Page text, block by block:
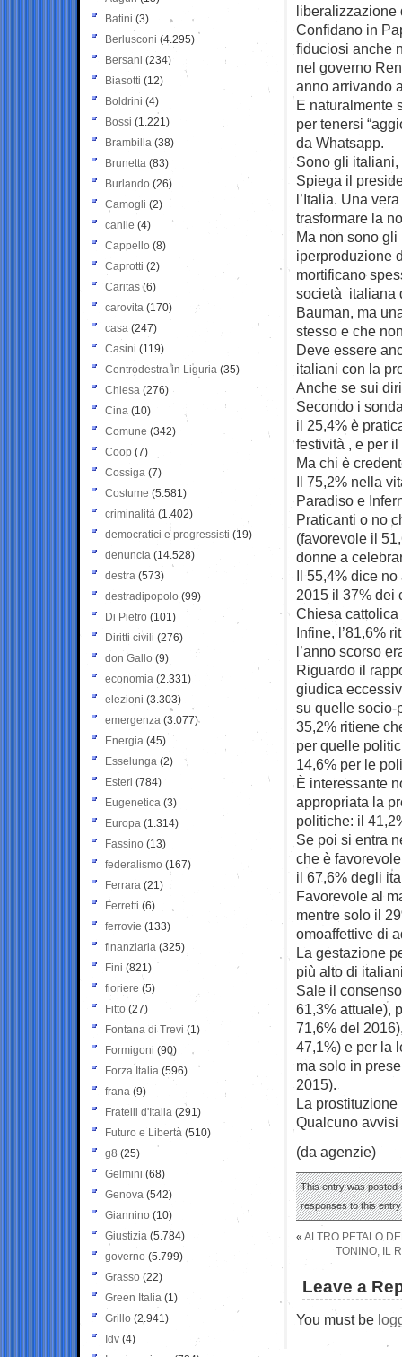
liberalizzazione
Confidano in
fiduciosi anche
nel governo
anno arrivando
E naturalmente
per tenersi
da Whatsapp.
Sono gli
Spiega il
l’Italia. Una
trasformare la
Ma non sono gli
iperproduzione
mortificano
società italiana
Bauman, ma
stesso e che
Deve essere
italiani con la
Anche se sui
Secondo i
il 25,4% è
festività , e per
Ma chi è
Il 75,2% nella
Paradiso e
Praticanti o no
(favorevole il
donne a
Il 55,4% dice
2015 il 37% dei
Chiesa
Infine, l’81,6%
l’anno scorso
Riguardo il
giudica
su quelle socio-
35,2% ritiene
per quelle
14,6% per le
È interessante
appropriata la
politiche: il
Se poi si entra
che è
il 67,6% degli
Favorevole al
mentre solo il
omoaffettive di
La gestazione
più alto di
Sale il
61,3% attuale),
71,6% del
47,1%) e per la
ma solo in
2015).
La
Qualcuno
(da agenzie)
This entry was posted
responses to this
« ALTRO PETALO
TONINO, IL
Leave a
You must be
Batini (3)
Berlusconi (4.295)
Bersani (234)
Biasotti (12)
Boldrini (4)
Bossi (1.221)
Brambilla (38)
Brunetta (83)
Burlando (26)
Camogli (2)
canile (4)
Cappello (8)
Caprotti (2)
Caritas (6)
carovita (170)
casa (247)
Casini (119)
Centrodestra in Liguria (35)
Chiesa (276)
Cina (10)
Comune (342)
Coop (7)
Cossiga (7)
Costume (5.581)
criminalità (1.402)
democratici e progressisti (19)
denuncia (14.528)
destra (573)
destradipopolo (99)
Di Pietro (101)
Diritti civili (276)
don Gallo (9)
economia (2.331)
elezioni (3.303)
emergenza (3.077)
Energia (45)
Esselunga (2)
Esteri (784)
Eugenetica (3)
Europa (1.314)
Fassino (13)
federalismo (167)
Ferrara (21)
Ferretti (6)
ferrovie (133)
finanziaria (325)
Fini (821)
fioriere (5)
Fitto (27)
Fontana di Trevi (1)
Formigoni (90)
Forza Italia (596)
frana (9)
Fratelli d'Italia (291)
Futuro e Libertà (510)
g8 (25)
Gelmini (68)
Genova (542)
Giannino (10)
Giustizia (5.784)
governo (5.799)
Grasso (22)
Green Italia (1)
Grillo (2.941)
Idv (4)